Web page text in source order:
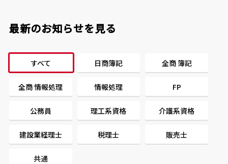
最新のお知らせを見る
すべて 日商簿記 全商 簿記
全商 情報処理 情報処理 FP
公務員 理工系資格 介護系資格
建設業経理士 税理士 販売士
共通